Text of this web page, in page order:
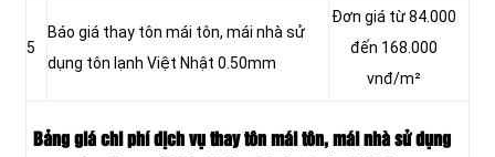
5
Báo giá thay tôn mái tôn, mái nhà sử
dụng tôn lạnh Việt Nhật 0.50mm
Đơn giá từ 84.000
đến 168.000
vnđ/m²
Bảng giá chi phí dịch vụ thay tôn mái tôn, mái nhà sử dụng